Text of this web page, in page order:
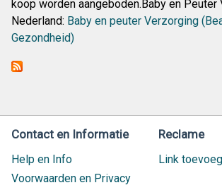
koop worden aangeboden.Baby en Peuter
Nederland: Baby en peuter Verzorging
Gezondheid)
Contact en Informatie
Help en Info
Voorwaarden en Privacy
Reclame
Link